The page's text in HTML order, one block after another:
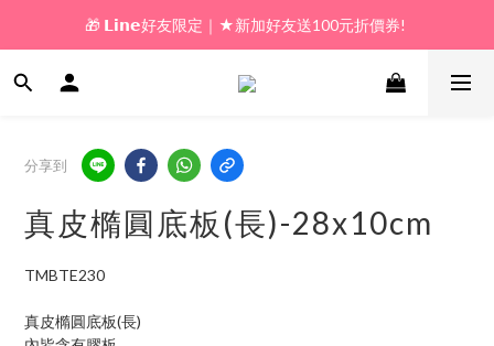
🎁 新好友購物金｜★加入新會員領券送100元!
🎁 𝗟𝗶𝗻𝗲好友限定｜★新加好友送100元折價券!
🎁 新好友購物金｜★加入新會員領券送100元!
分享到
真皮橢圓底板(長)-28x10cm
TMBTE230
真皮橢圓底板(長)